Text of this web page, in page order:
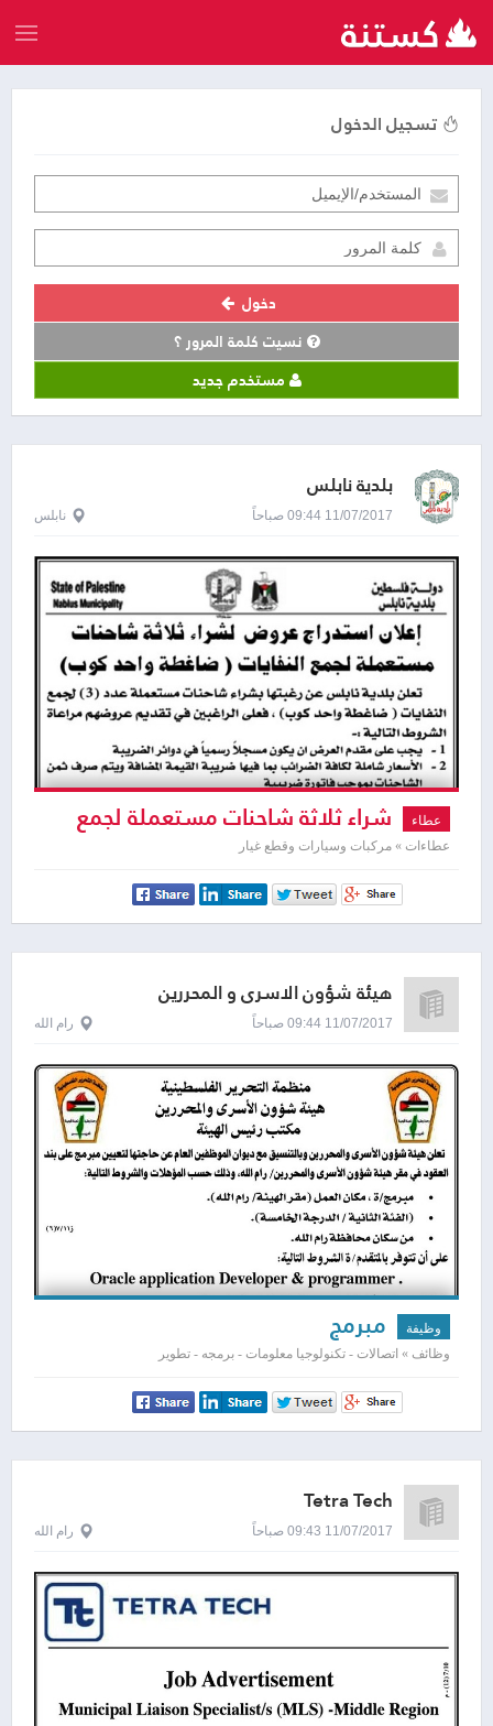
تسجيل الدخول
دخول
نسيت كلمة المرور ؟
مستخدم جديد
بلدية نابلس
11/07/2017 09:44 صباحاً نابلس
عطاء شراء ثلاثة شاحنات مستعملة لجمع
النفايات
عطاءات » مركبات وسيارات وقطع غيار
هيئة شؤون الاسرى و المحررين
11/07/2017 09:44 صباحاً رام الله
وظيفة مبرمج
وظائف » اتصالات - تكنولوجيا معلومات - برمجه - تطوير
Tetra Tech
11/07/2017 09:43 صباحاً رام الله